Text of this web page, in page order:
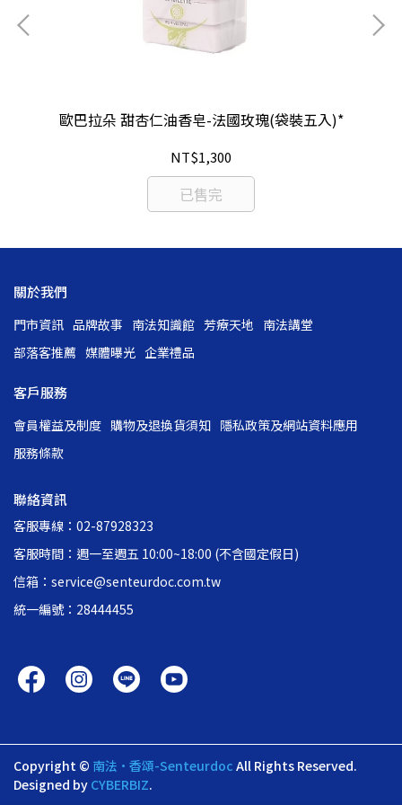
歐巴拉朵 甜杏仁油香皂-法國玫瑰(袋裝五入)*
NT$1,300
已售完
關於我們
門市資訊 品牌故事 南法知識館 芳療天地 南法講堂
部落客推薦 媒體曝光 企業禮品
客戶服務
會員權益及制度 購物及退換貨須知 隱私政策及網站資料應用
服務條款
聯絡資訊
客服專線：02-87928323
客服時間：週一至週五 10:00~18:00 (不含國定假日)
信箱：service@senteurdoc.com.tw
統一編號：28444455
Copyright © 南法•香頌-Senteurdoc All Rights Reserved.
Designed by CYBERBIZ.